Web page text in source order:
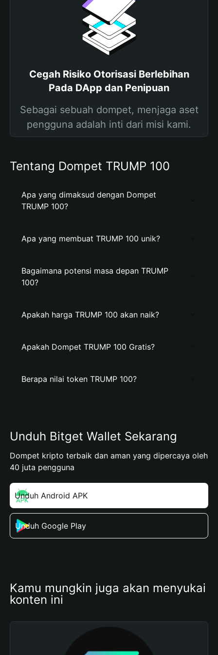
Cegah Risiko Otorisasi Berlebihan
Pada DApp dan Penipuan
Sebagai sebuah dompet, menjaga aset
pengguna adalah inti dari misi kami.
Tentang Dompet TRUMP 100
Apa yang dimaksud dengan Dompet
TRUMP 100?
Apa yang membuat TRUMP 100 unik?
Bagaimana potensi masa depan TRUMP
100?
Apakah harga TRUMP 100 akan naik?
Apakah Dompet TRUMP 100 Gratis?
Berapa nilai token TRUMP 100?
Unduh Bitget Wallet Sekarang
Dompet kripto terbaik dan aman yang dipercaya oleh
40 juta pengguna
Unduh Android APK
Unduh Google Play
Kamu mungkin juga akan menyukai
konten ini